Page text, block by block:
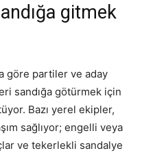
gitmek
göre partiler ve aday
sandığa götürmek için
Bazı yerel ekipler,
sağlıyor; engelli veya
ve tekerlekli sandalye